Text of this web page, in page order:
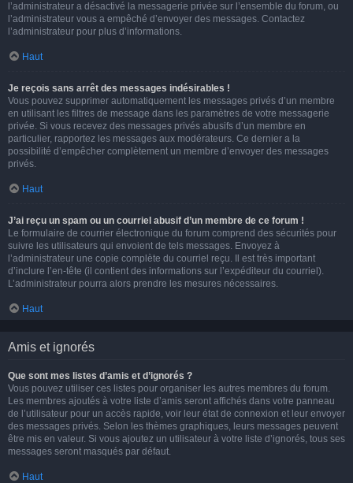
l’administrateur a désactivé la messagerie privée sur l’ensemble du forum, ou
l’administrateur vous a empêché d’envoyer des messages. Contactez
l’administrateur pour plus d’informations.
Haut
Je reçois sans arrêt des messages indésirables !
Vous pouvez supprimer automatiquement les messages privés d’un membre
en utilisant les filtres de message dans les paramètres de votre messagerie
privée. Si vous recevez des messages privés abusifs d’un membre en
particulier, rapportez les messages aux modérateurs. Ce dernier a la
possibilité d’empêcher complètement un membre d’envoyer des messages
privés.
Haut
J’ai reçu un spam ou un courriel abusif d’un membre de ce forum !
Le formulaire de courrier électronique du forum comprend des sécurités pour
suivre les utilisateurs qui envoient de tels messages. Envoyez à
l’administrateur une copie complète du courriel reçu. Il est très important
d’inclure l’en-tête (il contient des informations sur l’expéditeur du courriel).
L’administrateur pourra alors prendre les mesures nécessaires.
Haut
Amis et ignorés
Que sont mes listes d’amis et d’ignorés ?
Vous pouvez utiliser ces listes pour organiser les autres membres du forum.
Les membres ajoutés à votre liste d’amis seront affichés dans votre panneau
de l’utilisateur pour un accès rapide, voir leur état de connexion et leur envoyer
des messages privés. Selon les thèmes graphiques, leurs messages peuvent
être mis en valeur. Si vous ajoutez un utilisateur à votre liste d’ignorés, tous ses
messages seront masqués par défaut.
Haut